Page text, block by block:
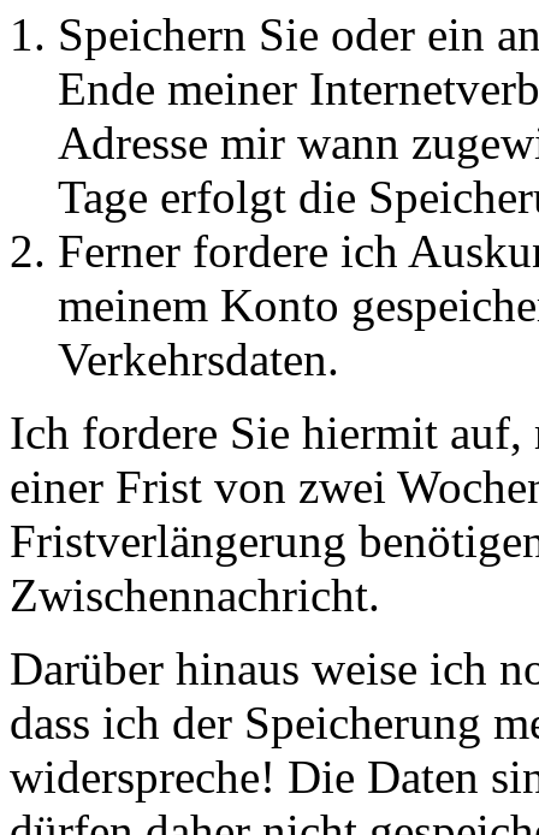
Speichern Sie oder ein
Ende meiner
Adresse mir wann
Tage erfolgt die
Ferner fordere ich
meinem Konto
Verkehrsdaten.
Ich fordere Sie hiermit
einer Frist von zwei
Fristverlängerung
Zwischennachricht.
Darüber hinaus weise ich
dass ich der Speicherung
widerspreche! Die Daten